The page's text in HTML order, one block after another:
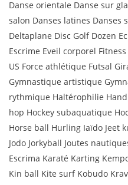
Danse orientale Danse sur
salon Danses latines Danses
Deltaplane Disc Golf Dozen
Escrime Eveil corporel
US Force athlétique Futsal
Gymnastique artistique
rythmique Haltérophilie
hop Hockey subaquatique
Horse ball Hurling Iaïdo Jeet
Jodo Jorkyball Joutes
Escrima Karaté Karting
Kin ball Kite surf Kobudo